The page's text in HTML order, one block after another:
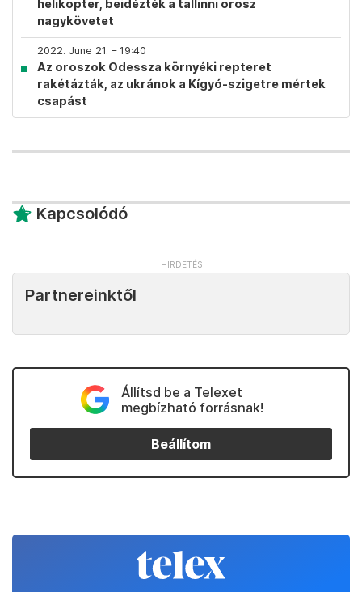
helikopter, beidézték a tallinni orosz
nagykövetet
2022. June 21. – 19:40
Az oroszok Odessza környéki repteret
rakétázták, az ukránok a Kígyó-szigetre mértek
csapást
Kapcsolódó
Partnereinktől
Állítsd be a Telexet
megbízható forrásnak!
Beállítom